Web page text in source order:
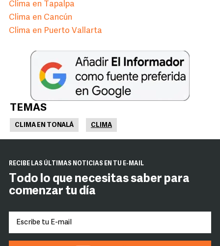
Clima en Tapalpa
Clima en Cancún
Clima en Puerto Vallarta
TEMAS
CLIMA EN TONALÁ CLIMA
RECIBE LAS ÚLTIMAS NOTICIAS EN TU E-MAIL
Todo lo que necesitas saber para
comenzar tu día